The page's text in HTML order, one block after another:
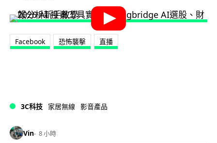
Facebook 恐怖襲擊 直播
3C科技 家居無線 影音產品
Vin 8 小時